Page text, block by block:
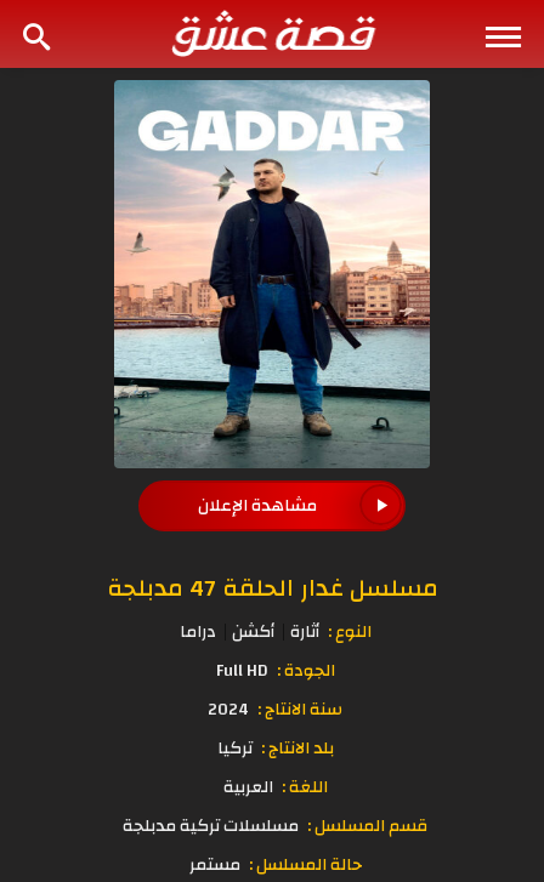
مشاهدة الإعلان
مسلسل غدار الحلقة 47 مدبلجة
النوع : أثارة أكشن دراما
الجودة : Full HD
سنة الانتاج : 2024
بلد الانتاج : تركيا
اللغة : العربية
قسم المسلسل : مسلسلات تركية مدبلجة
حالة المسلسل : مستمر